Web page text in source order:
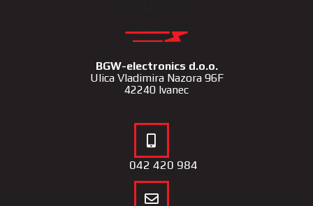
BGW-electronics d.o.o.
Ulica Vladimira Nazora 96F
42240 Ivanec
042 420 984